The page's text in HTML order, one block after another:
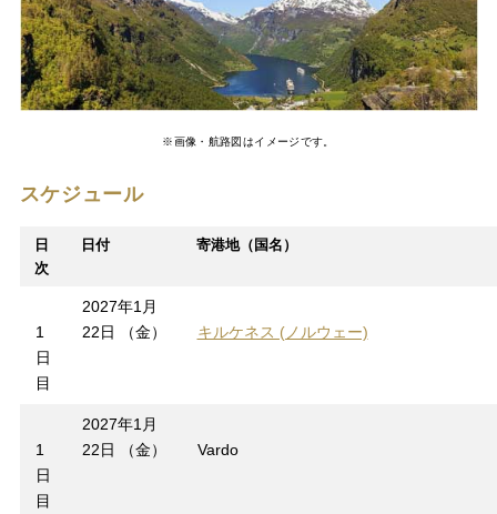
※画像・航路図はイメージです。
スケジュール
日
次
日付 寄港地（国名）
1
日
目
2027年1月
22日 （金）
キルケネス (ノルウェー)
1
日
目
2027年1月
22日 （金）
Vardo